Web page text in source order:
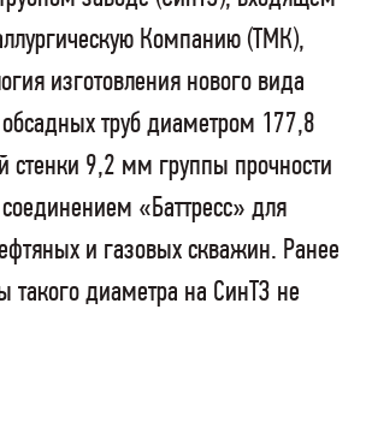
Компанию (ТМК),
изготовления нового вида
труб диаметром 177,8
стенки 9,2 мм группы прочности
«Баттресс» для
и газовых скважин. Ранее
такого диаметра на СинТЗ не